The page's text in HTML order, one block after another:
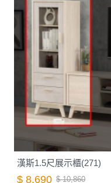
漢斯1.5尺展示櫃(271)
$ 8,690 $ 10,860